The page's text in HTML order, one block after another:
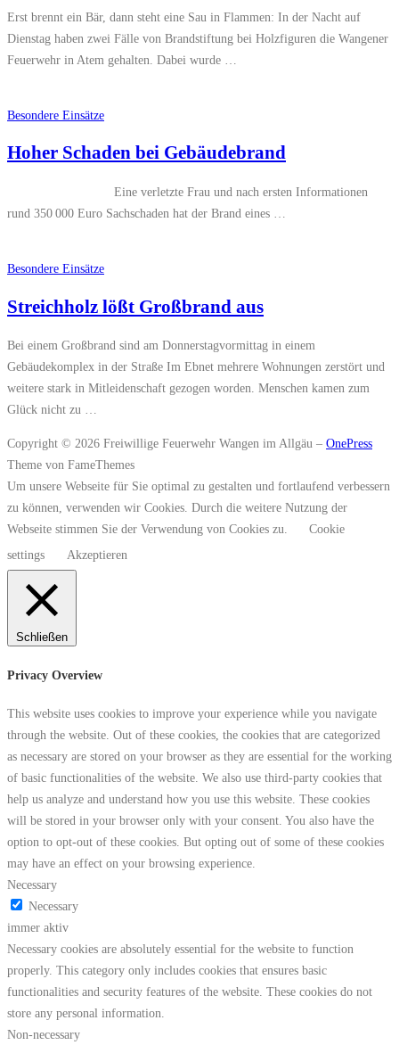
Erst brennt ein Bär, dann steht eine Sau in Flammen: In der Nacht auf
Dienstag haben zwei Fälle von Brandstiftung bei Holzfiguren die Wangener
Feuerwehr in Atem gehalten. Dabei wurde …
Besondere Einsätze
Hoher Schaden bei Gebäudebrand
Eine verletzte Frau und nach ersten Informationen
rund 350 000 Euro Sachschaden hat der Brand eines …
Besondere Einsätze
Streichholz lößt Großbrand aus
Bei einem Großbrand sind am Donnerstagvormittag in einem
Gebäudekomplex in der Straße Im Ebnet mehrere Wohnungen zerstört und
weitere stark in Mitleidenschaft gezogen worden. Menschen kamen zum
Glück nicht zu …
Copyright © 2026 Freiwillige Feuerwehr Wangen im Allgäu – OnePress
Theme von FameThemes
Um unsere Webseite für Sie optimal zu gestalten und fortlaufend verbessern
zu können, verwenden wir Cookies. Durch die weitere Nutzung der
Webseite stimmen Sie der Verwendung von Cookies zu.
Cookie
settings
Akzeptieren
Schließen
Privacy Overview
This website uses cookies to improve your experience while you navigate
through the website. Out of these cookies, the cookies that are categorized
as necessary are stored on your browser as they are essential for the working
of basic functionalities of the website. We also use third-party cookies that
help us analyze and understand how you use this website. These cookies
will be stored in your browser only with your consent. You also have the
option to opt-out of these cookies. But opting out of some of these cookies
may have an effect on your browsing experience.
Necessary
Necessary
immer aktiv
Necessary cookies are absolutely essential for the website to function
properly. This category only includes cookies that ensures basic
functionalities and security features of the website. These cookies do not
store any personal information.
Non-necessary